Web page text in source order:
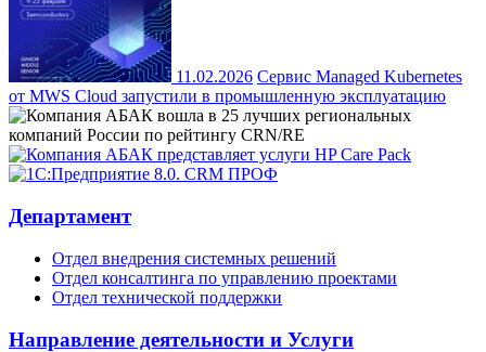
11.02.2026 Сервис Managed Kubernetes
от MWS Cloud запустили в промышленную эксплуатацию
Департамент
Отдел внедрения системных решений
Отдел консалтинга по управлению проектами
Отдел технической поддержки
Направление деятельности и Услуги